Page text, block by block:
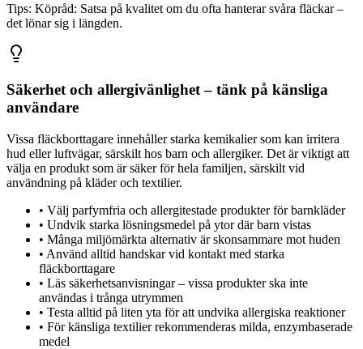
Tips: Köpråd: Satsa på kvalitet om du ofta hanterar svåra fläckar –
det lönar sig i längden.
Säkerhet och allergivänlighet – tänk på känsliga
användare
Vissa fläckborttagare innehåller starka kemikalier som kan irritera
hud eller luftvägar, särskilt hos barn och allergiker. Det är viktigt att
välja en produkt som är säker för hela familjen, särskilt vid
användning på kläder och textilier.
• Välj parfymfria och allergitestade produkter för barnkläder
• Undvik starka lösningsmedel på ytor där barn vistas
• Många miljömärkta alternativ är skonsammare mot huden
• Använd alltid handskar vid kontakt med starka
fläckborttagare
• Läs säkerhetsanvisningar – vissa produkter ska inte
användas i trånga utrymmen
• Testa alltid på liten yta för att undvika allergiska reaktioner
• För känsliga textilier rekommenderas milda, enzymbaserade
medel